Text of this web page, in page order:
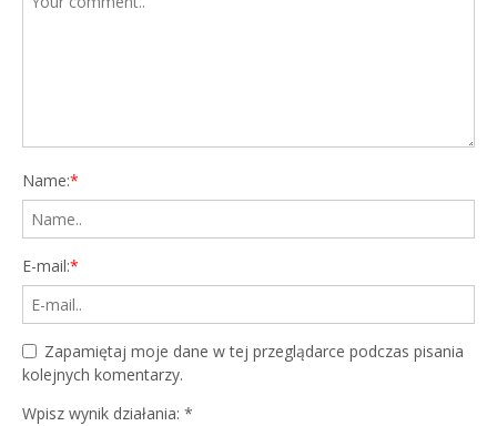
Name:*
E-mail:*
Zapamiętaj moje dane w tej przeglądarce podczas pisania
kolejnych komentarzy.
Wpisz wynik działania: *